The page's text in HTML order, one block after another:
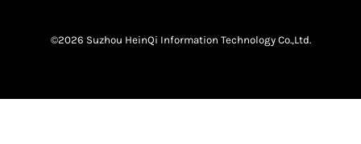
©2026 Suzhou HeinQi Information Technology Co.,Ltd.